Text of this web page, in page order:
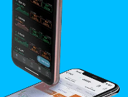
BYD
CHINACITICBANK